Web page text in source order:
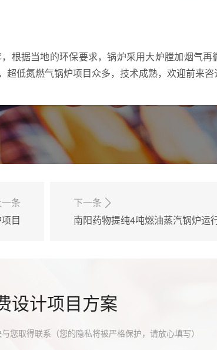
根据当地的环保要求，锅炉采用大炉膛加烟气
低氮燃气锅炉项目众多，技术成熟，欢迎前来咨
一条
目
下一条
南阳药物提纯4吨燃油蒸汽锅炉运
设计项目方案
您取得联系（您的隐私将被严格保护，请放心填写）